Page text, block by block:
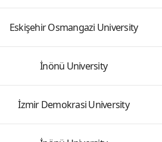
Eskişehir Osmangazi University
İnönü University
İzmir Demokrasi University